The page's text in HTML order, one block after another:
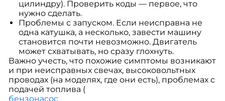
цилиндру). Проверить коды — первое, что
нужно сделать.
Проблемы с запуском. Если неисправна не
одна катушка, а несколько, завести машину
становится почти невозможно. Двигатель
может схватывать, но сразу глохнуть.
Важно учесть, что похожие симптомы возникают
и при неисправных свечах, высоковольтных
проводах (на моделях, где они есть), проблемах с
подачей топлива (
бензонасос